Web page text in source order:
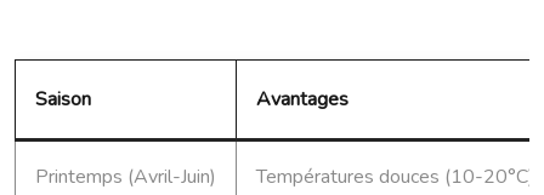
Saison Avantages
Printemps (Avril-Juin) Températures douces (10-20°C),